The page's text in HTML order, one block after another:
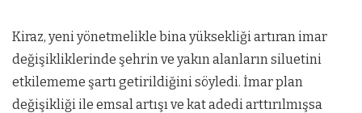
Kiraz, yeni yönetmelikle bina yüksekliği artıran imar
değişikliklerinde şehrin ve yakın alanların siluetini
etkilememe şartı getirildiğini söyledi. İmar plan
değişikliği ile emsal artışı ve kat adedi arttırılmışsa